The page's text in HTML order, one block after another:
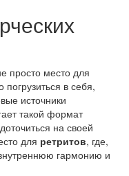
просто место для
в себя,
источники
такой формат
на своей
для ретритов, где,
гармонию и